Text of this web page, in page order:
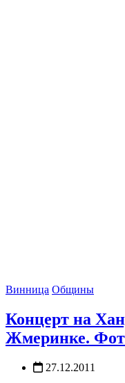
Винница Общины
Концерт на
Жмеринке.
27.12.2011